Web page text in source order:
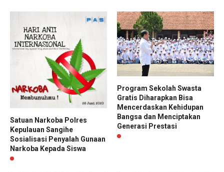
Satuan Narkoba Polres
Kepulauan Sangihe
Sosialisasi Penyalah Gunaan
Narkoba Kepada Siswa
Program Sekolah Swasta
Gratis Diharapkan Bisa
Mencerdaskan Kehidupan
Bangsa dan Menciptakan
Generasi Prestasi